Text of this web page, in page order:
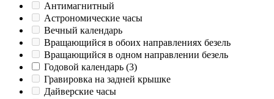
Антимагнитный
Астрономические часы
Вечный календарь
Вращающийся в обоих направлениях безель
Вращающийся в одном направлении безель
Годовой календарь (3)
Гравировка на задней крышке
Дайверские часы